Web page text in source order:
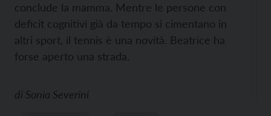
conclude la mamma. Mentre le persone con
deficit cognitivi già da tempo si cimentano in
altri sport, il tennis è una novità. Beatrice ha
forse aperto una strada.
di Sonia Severini